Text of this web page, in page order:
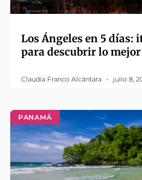
Los Ángeles en 5
para descubrir lo
Claudia Franco Alcántara julio 8,
PANAMÁ